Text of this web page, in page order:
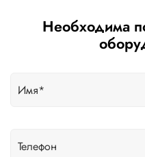
Необходима